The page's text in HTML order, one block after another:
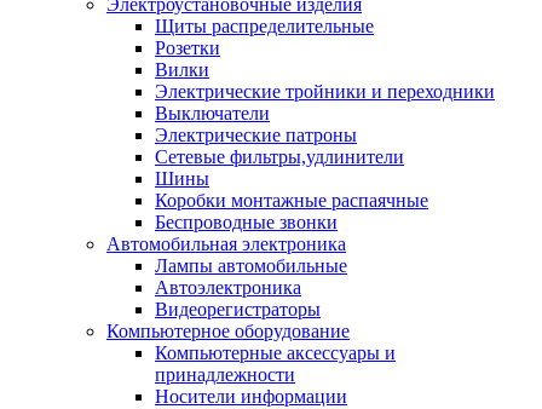
Щиты распределительные
Розетки
Вилки
Электрические тройники и переходники
Выключатели
Электрические патроны
Сетевые фильтры,удлинители
Шины
Коробки монтажные распаячные
Беспроводные звонки
Автомобильная электроника
Лампы автомобильные
Автоэлектроника
Видеорегистраторы
Компьютерное оборудование
Компьютерные аксессуары и
принадлежности
Носители информации